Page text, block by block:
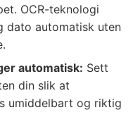
OCR-teknologi
dato automatisk uten
automatisk: Sett
din slik at
umiddelbart og riktig